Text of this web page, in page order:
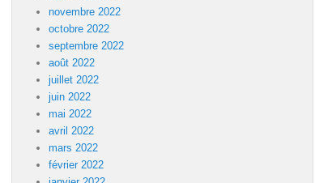
novembre 2022
octobre 2022
septembre 2022
août 2022
juillet 2022
juin 2022
mai 2022
avril 2022
mars 2022
février 2022